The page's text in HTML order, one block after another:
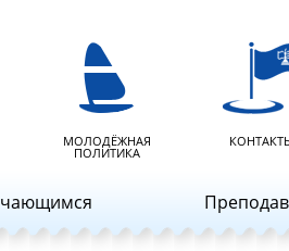
МОЛОДЁЖНАЯ
ПОЛИТИКА